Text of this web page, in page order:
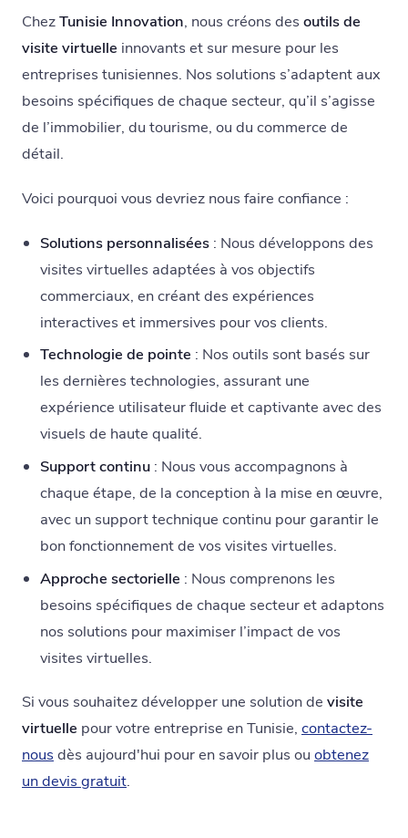
ChezTunisie Innovation, nous créons des outils de
visite virtuelle innovants et sur mesure pour les
entreprises tunisiennes. Nos solutions s’adaptent aux
besoins spécifiques de chaque secteur, qu’il s’agisse
de l’immobilier, du tourisme, ou du commerce de
détail.
Voici pourquoi vous devriez nous faire confiance :
Solutions personnalisées: Nous développons des
visites virtuelles adaptées à vos objectifs
commerciaux, en créant des expériences
interactives et immersives pour vos clients.
Technologie de pointe : Nos outils sont basés sur
les dernières technologies, assurant une
expérience utilisateur fluide et captivante avec des
visuels de haute qualité.
Support continu: Nous vous accompagnons à
chaque étape, de la conception à la mise en œuvre,
avec un support technique continu pour garantir le
bon fonctionnement de vos visites virtuelles.
Approche sectorielle : Nous comprenons les
besoins spécifiques de chaque secteur et adaptons
nos solutions pour maximiser l’impact de vos
visites virtuelles.
Si vous souhaitez développer une solution de visite
virtuelle pour votre entreprise en Tunisie, contactez-
nous dès aujourd'hui pour en savoir plus ou obtenez
un devis gratuit.